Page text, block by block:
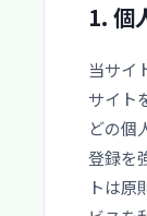
1. 個
当サイ
サイト
どの個
登録を
トは原